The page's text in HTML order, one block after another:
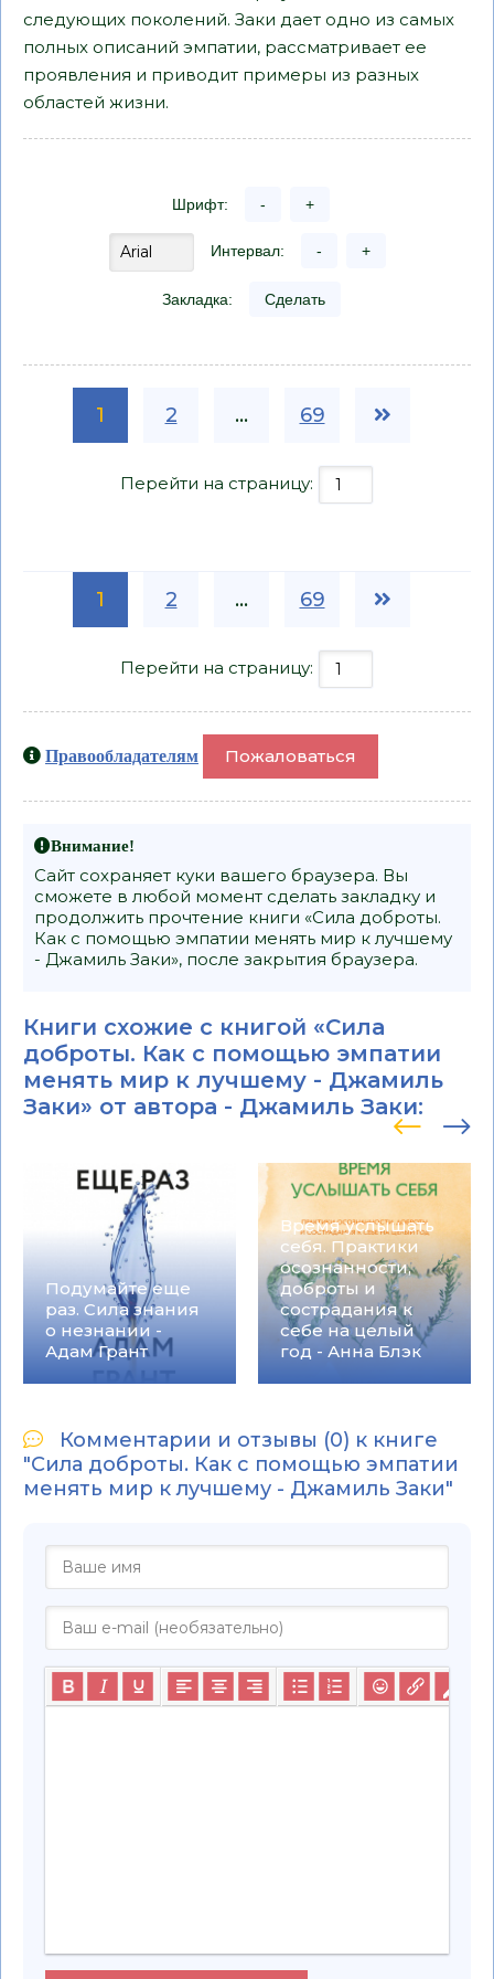
следующих поколений. Заки дает одно из самых
полных описаний эмпатии, рассматривает ее
проявления и приводит примеры из разных
областей жизни.
Шрифт: - +
Интервал: - +
Закладка: Сделать
1 2 ... 69
Перейти на страницу:
1 2 ... 69
Перейти на страницу:
Правообладателям Пожаловаться
Внимание!
Сайт сохраняет куки вашего браузера. Вы
сможете в любой момент сделать закладку и
продолжить прочтение книги «Сила доброты.
Как с помощью эмпатии менять мир к лучшему
- Джамиль Заки», после закрытия браузера.
Книги схожие с книгой «Сила
доброты. Как с помощью эмпатии
менять мир к лучшему - Джамиль
Заки» от автора - Джамиль Заки:
Подумайте еще
раз. Сила знания
о незнании -
Адам Грант
Время услышать
себя. Практики
осознанности,
доброты и
сострадания к
себе на целый
год - Анна Блэк
Комментарии и отзывы (0) к книге
"Сила доброты. Как с помощью эмпатии
менять мир к лучшему - Джамиль Заки"